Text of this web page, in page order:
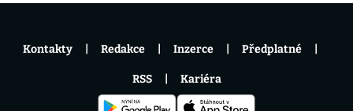
Kontakty Redakce Inzerce Předplatné
RSS Kariéra